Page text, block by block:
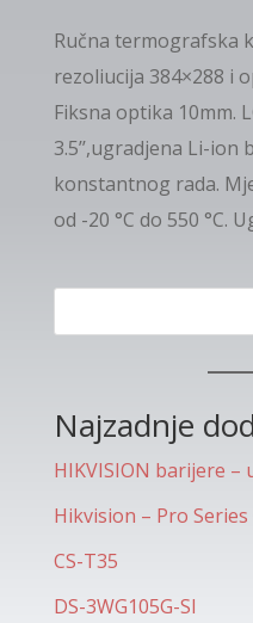
Ručna termografska
rezoliucija 384×288 i
Fiksna optika 10mm.
3.5’’,ugradjena Li-ion
konstantnog rada.
od -20 °C do 550 °C.
Najzadnje
HIKVISION barijere
Hikvision – Pro Series
CS-T35
DS-3WG105G-SI